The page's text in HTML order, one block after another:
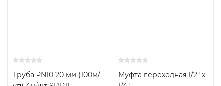
Труба PN10 20 мм (100м/
Муфта переходная 1/2" х